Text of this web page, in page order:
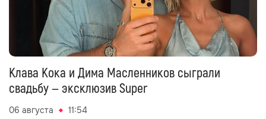
Клава Кока и Дима Масленников сыграли
свадьбу — эксклюзив Super
06 августа 11:54